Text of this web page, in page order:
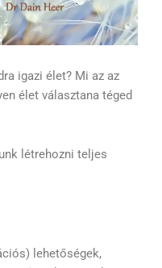
igazi élet? Mi az az
élet választana téged
létrehozni teljes
lehetőségek,